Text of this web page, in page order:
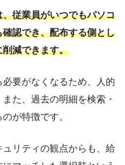
従業員がいつでもパソコ
認でき、配布する側とし
減できます。
要がなくなるため、人的
た、過去の明細を検索・
が特徴です。
リティの観点からも、給